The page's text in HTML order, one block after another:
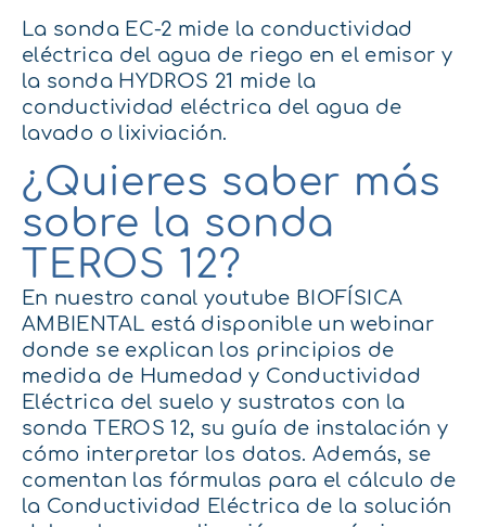
La sonda EC-2 mide la conductividad
eléctrica del agua de riego en el emisor y
la sonda HYDROS 21 mide la
conductividad eléctrica del agua de
lavado o lixiviación.
¿Quieres saber más
sobre la sonda
TEROS 12?
En nuestro canalyoutube BIOFÍSICA
AMBIENTAL está disponible unwebinar
donde se explican los principios de
medida de Humedad y Conductividad
Eléctrica del suelo y sustratos con la
sonda TEROS 12, su guía de instalación y
cómo interpretar los datos. Además, se
comentan las fórmulas para el cálculo de
la Conductividad Eléctrica de la solución